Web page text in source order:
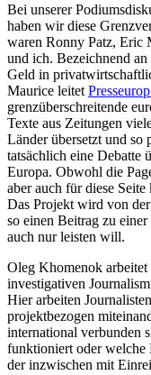
Bei unserer
haben wir diese
waren Ronny Patz, Eric
und ich. Bezeichnend
Geld in
Maurice leitet
grenzüberschreitende
Texte aus Zeitungen
Länder übersetzt und
tatsächlich eine Debatte
Europa. Obwohl die
aber auch für diese
Das Projekt wird von
so einen Beitrag zu
auch nur leisten will.
Oleg Khomenok
investigativen
Hier arbeiten
projektbezogen
international verbunden
funktioniert oder welche
der inzwischen mit